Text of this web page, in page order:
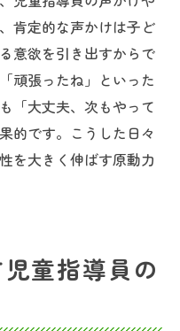
肯定的な声かけは子ど
意欲を引き出すからで
頑張ったね」といった
「大丈夫、次もやって
的です。こうした日々
を大きく伸ばす原動力
童指導員の